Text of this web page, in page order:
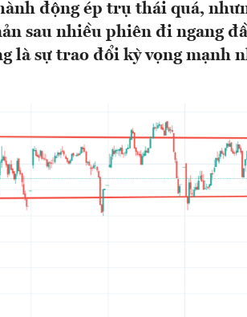
động ép trụ thái quá,
sau nhiều phiên đi ngang
là sự trao đổi kỳ vọng mạnh